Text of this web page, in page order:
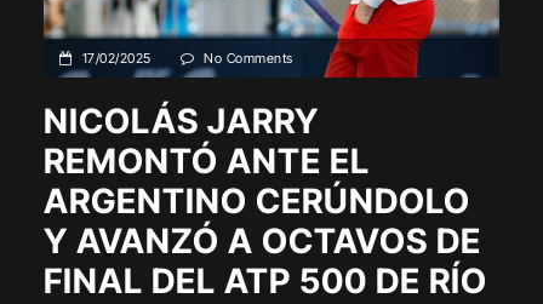
17/02/2025 No Comments
NICOLÁS JARRY
REMONTÓ ANTE EL
ARGENTINO CERÚNDOLO
Y AVANZÓ A OCTAVOS DE
FINAL DEL ATP 500 DE RÍO